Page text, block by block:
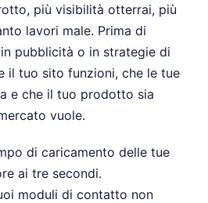
più visibilità otterrai, più
lavori male. Prima di
pubblicità o in strategie di
il tuo sito funzioni, che le tue
e che il tuo prodotto sia
vuole.
di caricamento delle tue
ai tre secondi.
moduli di contatto non